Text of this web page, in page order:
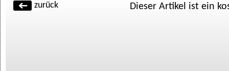
zurück Dieser Artikel ist ein